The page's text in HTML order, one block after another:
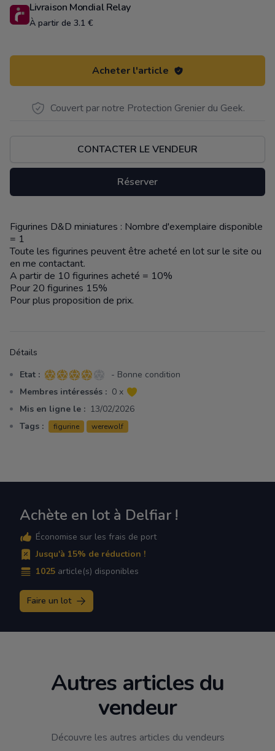
Livraison Mondial Relay
À partir de 3.1 €
Acheter l'article
Couvert par notre Protection Grenier du Geek.
CONTACTER LE VENDEUR
Réserver
Description
Figurines D&D miniatures : Nombre d'exemplaire disponible
= 1
Toute les figurines peuvent être acheté en lot sur le site ou
en me contactant.
A partir de 10 figurines acheté = 10%
Pour 20 figurines 15%
Pour plus proposition de prix.
Détails
Etat : 4 sur 5 étoiles
- Bonne condition
Membres intéressés : 0 x
Mis en ligne le : 13/02/2026
Tags :
figurine werewolf
Achète en lot à Delfiar !
Économise sur les frais de port
Jusqu'à 15% de réduction !
1025 article(s) disponibles
Faire un lot
Autres articles du
vendeur
Découvre les autres articles du vendeurs